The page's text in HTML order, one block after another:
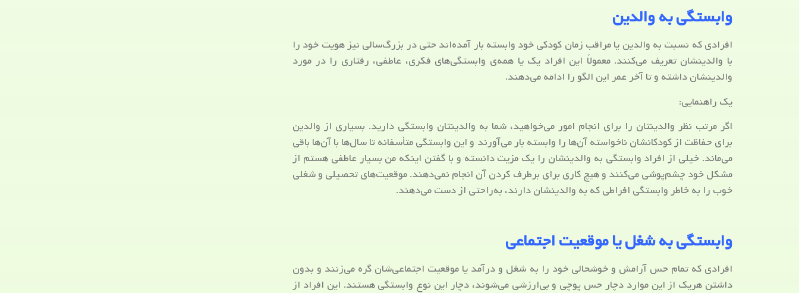
وابستگی به والدین
افرادی که نسبت به والدین یا مراقب زمان کودکی خود وابسته بار آمده‌اند حتی در بزرگ‌سالی نیز هویت خود را
با والدینشان تعریف می‌کنند. معمولاً این افراد یک یا همه‌ی وابستگی‌های فکری، عاطفی، رفتاری را در مورد
والدینشان داشته و تا آخر عمر این الگو را ادامه می‌دهند.
یک راهنمایی:
اگر مرتب نظر والدینتان را برای انجام امور می‌خواهید، شما به والدینتان وابستگی دارید. بسیاری از والدین
برای حفاظت از کودکانشان ناخواسته آن‌ها را وابسته بار می‌آورند و این وابستگی متأسفانه تا سال‌ها با آن‌ها باقی
می‌ماند. خیلی از افراد وابستگی به والدینشان را یک مزیت دانسته و با گفتن اینکه من بسیار عاطفی هستم از
مشکل خود چشم‌پوشی می‌کنند و هیچ کاری برای برطرف کردن آن انجام نمی‌دهند. موقعیت‌های تحصیلی و شغلی
خوب را به خاطر وابستگی افراطی که به والدینشان دارند، به‌راحتی از دست می‌دهند.
وابستگی به شغل یا موقعیت اجتماعی
افرادی که تمام حس آرامش و خوشحالی خود را به شغل و درآمد یا موقعیت اجتماعی‌شان گره می‌زنند و بدون
داشتن هریک از این موارد دچار حس پوچی و بی‌ارزشی می‌شوند، دچار این نوع وابستگی هستند. این افراد از